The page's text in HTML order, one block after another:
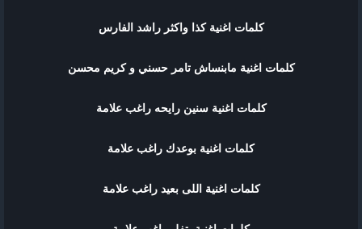
كلمات اغنية كذا واكثر راشد الفارس
كلمات اغنية مابنساش تامر حسني و كريم محسن
كلمات اغنية سنين رايحه راغب علامة
كلمات اغنية بوعدك راغب علامة
كلمات اغنية اللى بعيد راغب علامة